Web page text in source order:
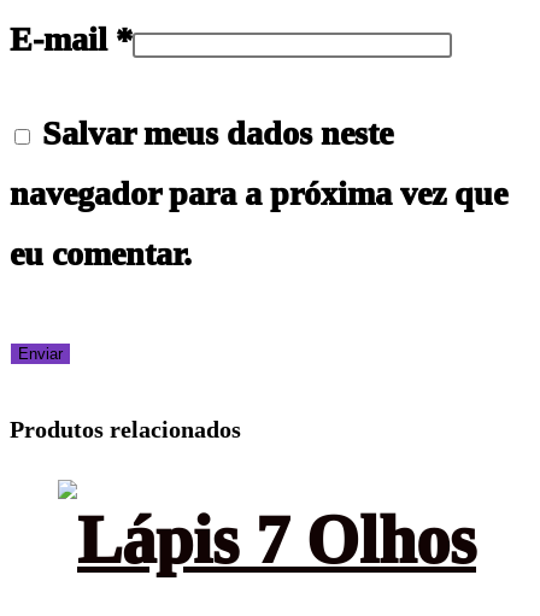
E-mail *
Salvar meus dados neste
navegador para a próxima vez que
eu comentar.
Produtos relacionados